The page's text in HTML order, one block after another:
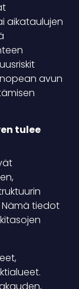
aikataulujen
avun
tulee
Nämä tiedot